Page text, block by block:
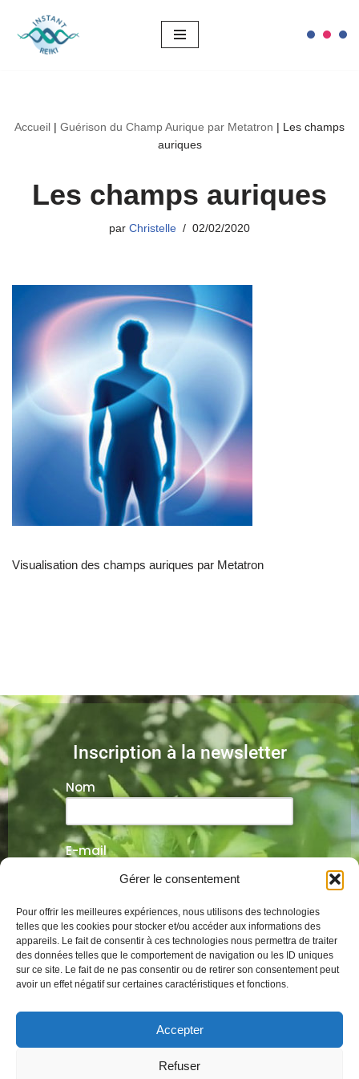
Gérer le consentement
Pour offrir les meilleures expériences, nous utilisons des technologies
telles que les cookies pour stocker et/ou accéder aux informations des
appareils. Le fait de consentir à ces technologies nous permettra de traiter
des données telles que le comportement de navigation ou les ID uniques
sur ce site. Le fait de ne pas consentir ou de retirer son consentement peut
avoir un effet négatif sur certaines caractéristiques et fonctions.
Accepter
Refuser
Aller
Accueil | Guérison du Champ Aurique par Metatron | Les champs
auriques
Les champs auriques
par Christelle 02/02/2020
Visualisation des champs auriques par Metatron
Inscription à la newsletter
Nom
E-mail
Veuillez laisser ce champ vide.
Alternative:
Politique de cookies